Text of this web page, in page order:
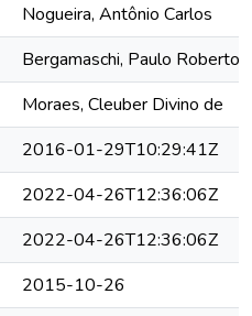
Nogueira, Antônio Carlos
Bergamaschi, Paulo Roberto
Moraes, Cleuber Divino de
2016-01-29T10:29:41Z
2022-04-26T12:36:06Z
2022-04-26T12:36:06Z
2015-10-26